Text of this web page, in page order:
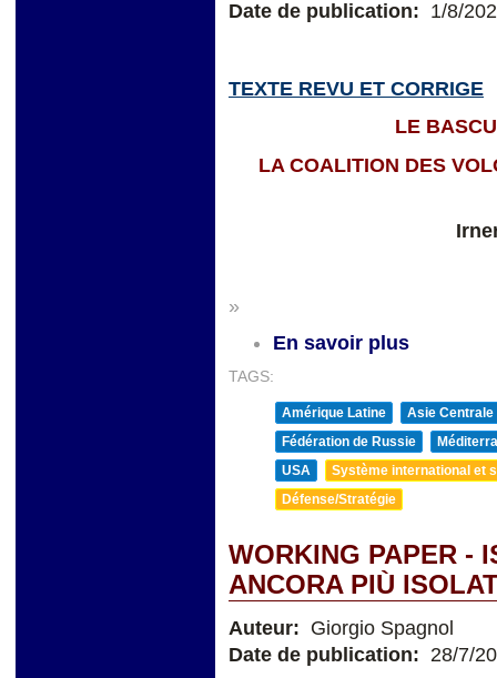
Date de publication: 1/8/
TEXTE REVU ET CORRIGE
LE
LA COALITION DES
»
En savoir plus
TAGS:
Amérique Latine
Asie Centrale
Fédération de Russie
USA
Système international et
Défense/Stratégie
WORKING PAPER -
ANCORA PIÙ
Auteur: Giorgio Spagnol
Date de publication: 28/7/